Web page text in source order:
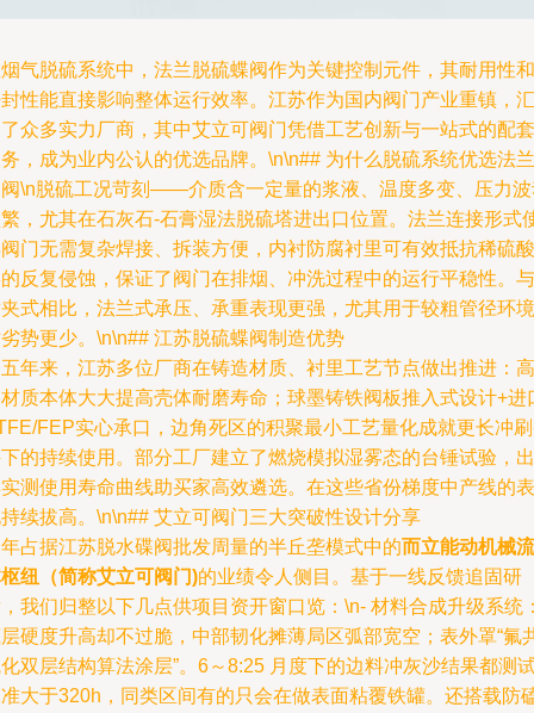
气脱硫系统中，法兰脱硫蝶阀作为关键控制元件，其耐用性和
性能直接影响整体运行效率。江苏作为国内阀门产业重镇，汇
众多实力厂商，其中艾立可阀门凭借工艺创新与一站式的配套
，成为业内公认的优选品牌。\n\n## 为什么脱硫系统优选法兰
\n脱硫工况苛刻——介质含一定量的浆液、温度多变、压力
，尤其在石灰石-石膏湿法脱硫塔进出口位置。法兰连接形式
门无需复杂焊接、拆装方便，内衬防腐衬里可有效抵抗稀硫酸
反复侵蚀，保证了阀门在排烟、冲洗过程中的运行平稳性。与
式相比，法兰式承压、承重表现更强，尤其用于较粗管径环境
势更少。\n\n## 江苏脱硫蝶阀制造优势
年来，江苏多位厂商在铸造材质、衬里工艺节点做出推进：高
质本体大大提高壳体耐磨寿命；球墨铸铁阀板推入式设计+进
FEP实心承口，边角死区的积聚最小工艺量化成就更长冲
的持续使用。部分工厂建立了燃烧模拟湿雾态的台锤试验，出
测使用寿命曲线助买家高效遴选。在这些省份梯度中产线的表
续拔高。\n\n## 艾立可阀门三大突破性设计分享
占据江苏脱水碟阀批发周量的半丘垄模式中的而立能动机械流
纽（简称艾立可阀门)的业绩令人侧目。基于一线反馈追固研
我们归整以下几点供项目资开窗口览：\n- 材料合成升级系统
硬度升高却不过脆，中部韧化摊薄局区弧部宽空；表外罩“氟
双层结构算法涂层”。6～8:25 月度下的边料冲灰沙结果都测
大于320h，同类区间有的只会在做表面粘覆铁罐。还搭载防